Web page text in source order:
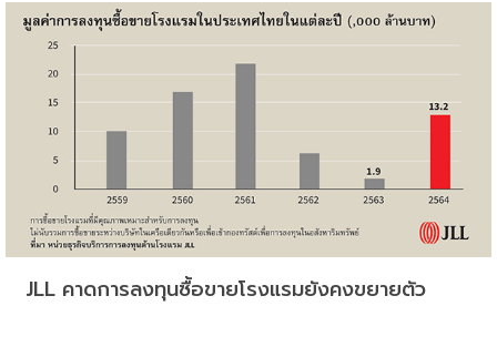
JLL คาดการลงทุนซื้อขายโรงแรมยังคงขยายตัว